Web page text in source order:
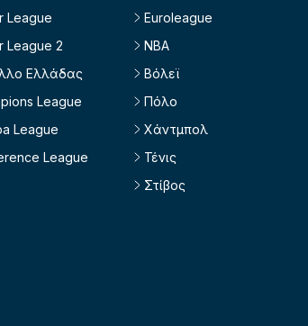
League
League 2
Ελλάδας
League
League
League
Euroleague
NBA
Βόλεϊ
Πόλο
Χάντμπολ
Τένις
Στίβος